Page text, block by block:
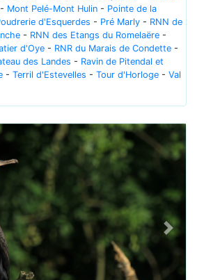
- Mont Pelé-Mont Hulin - Pointe de la
d'Esquerdes - Pré Marly - RNN de
- RNN des Etangs du Romelaëre -
d'Oye - RNR du Marais de Condette -
des Landes - Ravin de Pitendal et
- Terril d'Estevelles - Tour d'Horloge - Val
Next